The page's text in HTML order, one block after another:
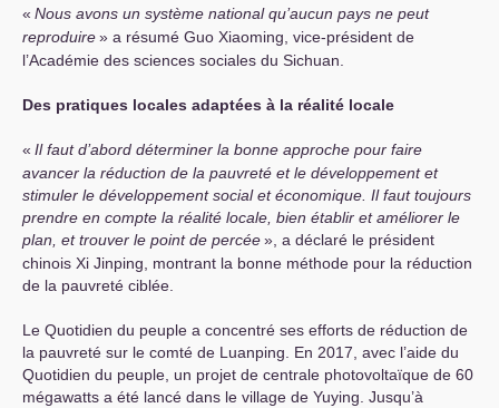
« Nous avons un système national qu’aucun pays ne peut
reproduire» a résumé Guo Xiaoming, vice-président de
l’Académie des sciences sociales du Sichuan.
Des pratiques locales adaptées à la réalité locale
« Il faut d’abord déterminer la bonne approche pour faire
avancer la réduction de la pauvreté et le développement et
stimuler le développement social et économique. Il faut toujours
prendre en compte la réalité locale, bien établir et améliorer le
plan, et trouver le point de percée», a déclaré le président
chinois Xi Jinping, montrant la bonne méthode pour la réduction
de la pauvreté ciblée.
Le Quotidien du peuple a concentré ses efforts de réduction de
la pauvreté sur le comté de Luanping. En 2017, avec l’aide du
Quotidien du peuple, un projet de centrale photovoltaïque de 60
mégawatts a été lancé dans le village de Yuying. Jusqu’à